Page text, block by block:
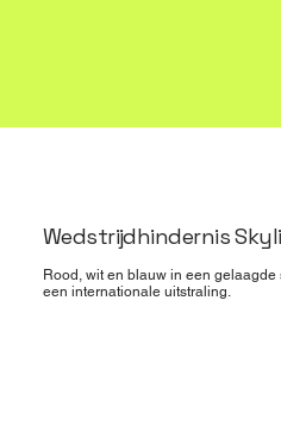
Wedstrijdhindernis
Rood, wit en blauw in een
een internationale uitstraling.